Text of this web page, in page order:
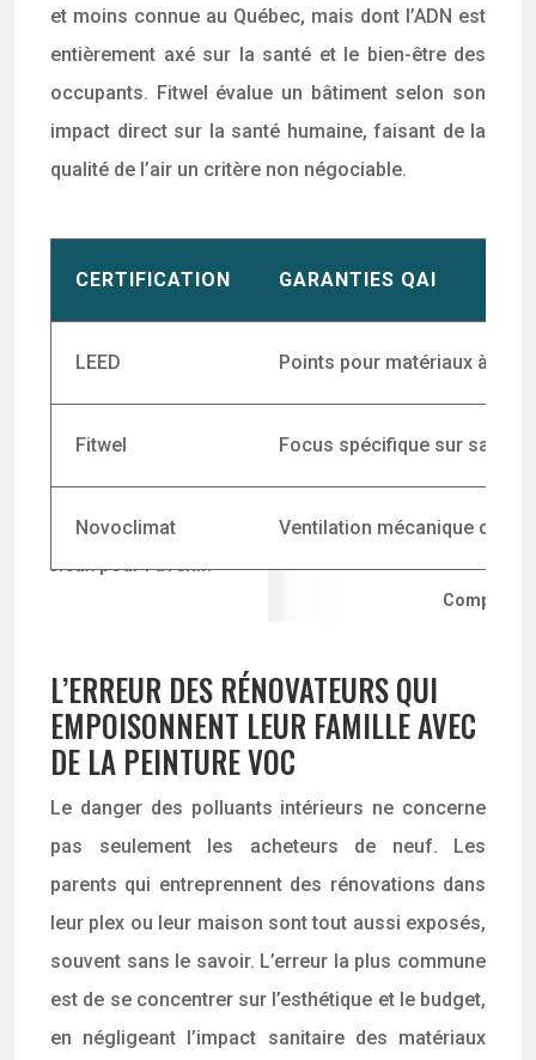
et moins connue au Québec, mais dont l’ADN est
entièrement axé sur la santé et le bien-être des
occupants. Fitwel évalue un bâtiment selon son
impact direct sur la santé humaine, faisant de la
qualité de l’air un critère non négociable.
CERTIFICATION GARANTIES QAI
LEED Points pour matériaux à
Fitwel Focus spécifique sur santé
Novoclimat Ventilation mécanique
L’ERREUR DES RÉNOVATEURS QUI
EMPOISONNENT LEUR FAMILLE AVEC
DE LA PEINTURE VOC
Le danger des polluants intérieurs ne concerne
pas seulement les acheteurs de neuf. Les
parents qui entreprennent des rénovations dans
leur plex ou leur maison sont tout aussi exposés,
souvent sans le savoir. L’erreur la plus commune
est de se concentrer sur l’esthétique et le budget,
en négligeant l’impact sanitaire des matériaux